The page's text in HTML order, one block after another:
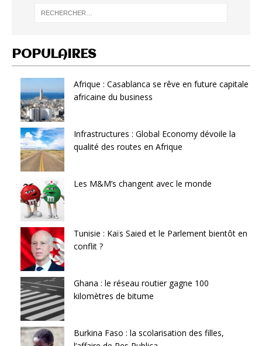
POPULAIRES
Afrique : Casablanca se rêve en future capitale
africaine du business
Infrastructures : Global Economy dévoile la
qualité des routes en Afrique
Les M&M’s changent avec le monde
Tunisie : Kaïs Saied et le Parlement bientôt en
conflit ?
Ghana : le réseau routier gagne 100
kilomètres de bitume
Burkina Faso : la scolarisation des filles,